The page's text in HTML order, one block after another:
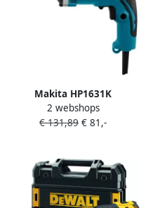
Makita HP1631K
Klopboormachine | 710w
HP1631K
2 webshops
€ 131,89 € 81,-